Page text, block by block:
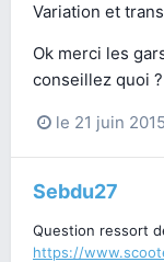
Variation et
Ok merci les
conseillez quoi ?
le 21 juin 2015
Sebdu27
Question ressort
https://